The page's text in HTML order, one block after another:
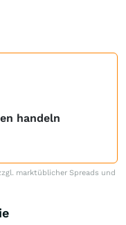
handeln
marktüblicher Spreads und